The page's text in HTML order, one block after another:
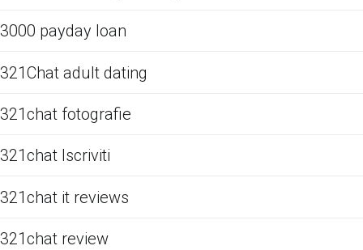
3000 payday loan
321Chat adult dating
321chat fotografie
321chat Iscriviti
321chat it reviews
321chat review